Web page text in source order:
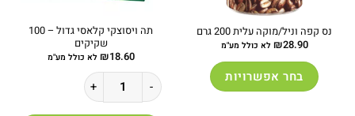
נס קפה וניל/מוקה עלית 200 גרם
₪28.90 לא כולל מע"מ
בחר אפשרויות
תה ויסוצקי קלאסי גדול – 100
שקיקים
₪18.60 לא כולל מע"מ
כמות של תה ויסוצקי קלאסי גדול - 100 שקיקים